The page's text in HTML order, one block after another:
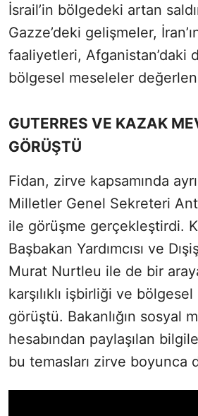
İsrail’in bölgedeki artan
Gazze’deki gelişmeler,
faaliyetleri, Afganistan’daki
bölgesel meseleler
GUTERRES VE KAZAK
GÖRÜŞTÜ
Fidan, zirve kapsamında
Milletler Genel Sekreteri
ile görüşme gerçekleştirdi.
Başbakan Yardımcısı ve
Murat Nurtleu ile de bir
karşılıklı işbirliği ve
görüştü. Bakanlığın sosyal
hesabından paylaşılan
bu temasları zirve boyunca